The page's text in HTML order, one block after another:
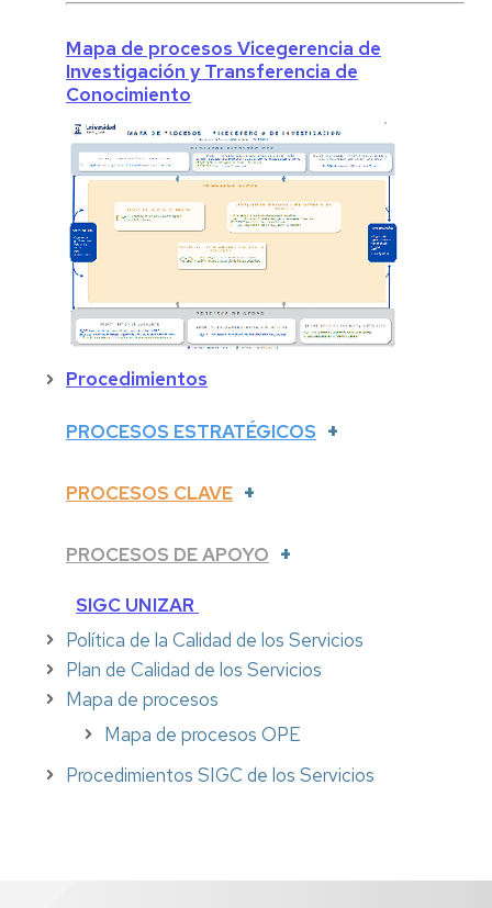
Mapa de procesos Vicegerencia de
Investigación y Transferencia de
Conocimiento
Procedimientos
PROCESOS ESTRATÉGICOS
PROCESOS CLAVE
PROCESOS DE APOYO
SIGC UNIZAR
Política de la Calidad de los Servicios
Plan de Calidad de los Servicios
Mapa de procesos
Mapa de procesos OPE
Procedimientos SIGC de los Servicios